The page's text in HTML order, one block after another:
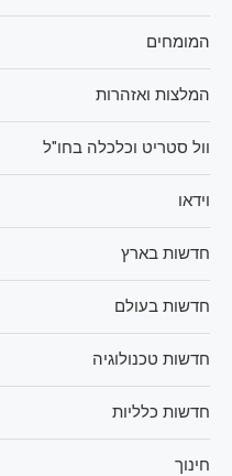
המומחים
המלצות ואזהרות
וול סטריט וכלכלה בחו"ל
וידאו
חדשות בארץ
חדשות בעולם
חדשות טכנולוגיה
חדשות כלליות
חינוך